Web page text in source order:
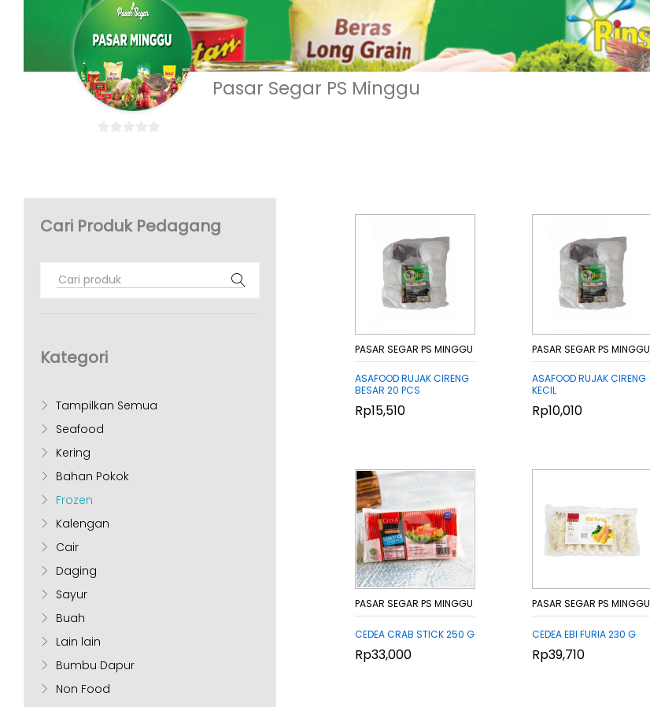
f
Pasar Segar PS Minggu
Cari Produk Pedagang
Search
Kategori
Tampilkan Semua
Seafood
Kering
Bahan Pokok
Frozen
Kalengan
Cair
Daging
Sayur
Buah
Lain lain
Bumbu Dapur
Non Food
PASAR SEGAR PS MINGGU
ASAFOOD RUJAK CIRENG
BESAR 20 PCS
Rp15,510
Rp15,510
PASAR SEGAR PS MINGGU
ASAFOOD RUJAK CIRENG
KECIL
Rp10,010
Rp10,010
PASAR SEGAR PS MINGGU
CEDEA CRAB STICK 250 G
Rp33,000
Rp33,000
PASAR SEGAR PS MINGGU
CEDEA EBI FURIA 230 G
Rp39,710
Rp39,710